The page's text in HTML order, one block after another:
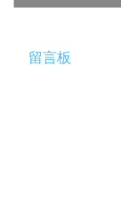
留言板